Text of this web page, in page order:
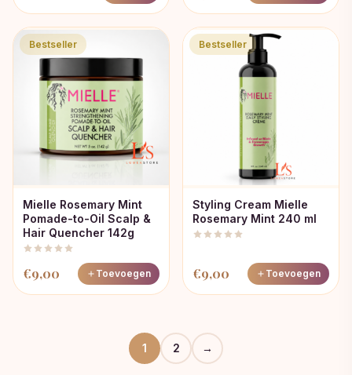
Bestseller
Mielle Rosemary Mint
Pomade-to-Oil Scalp &
Hair Quencher 142g
€9,00 Toevoegen
Bestseller
Styling Cream Mielle
Rosemary Mint 240 ml
€9,00 Toevoegen
1 2 →